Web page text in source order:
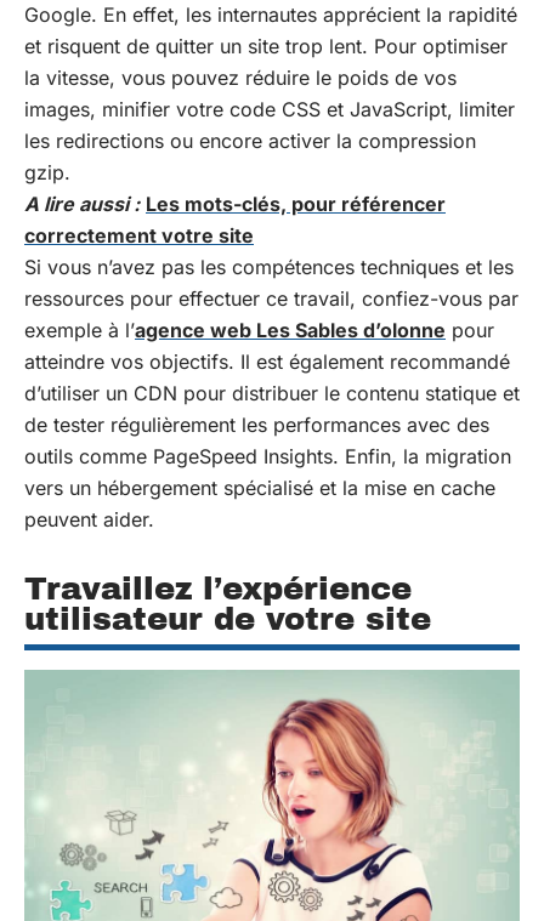
Google. En effet, les internautes apprécient la rapidité
et risquent de quitter un site trop lent. Pour optimiser
la vitesse, vous pouvez réduire le poids de vos
images, minifier votre code CSS et JavaScript, limiter
les redirections ou encore activer la compression
gzip.
A lire aussi : Les mots-clés, pour référencer
correctement votre site
Si vous n’avez pas les compétences techniques et les
ressources pour effectuer ce travail, confiez-vous par
exemple à l’agence web Les Sables d’olonne pour
atteindre vos objectifs. Il est également recommandé
d’utiliser un CDN pour distribuer le contenu statique et
de tester régulièrement les performances avec des
outils comme PageSpeed Insights. Enfin, la migration
vers un hébergement spécialisé et la mise en cache
peuvent aider.
Travaillez l’expérience
utilisateur de votre site